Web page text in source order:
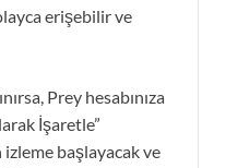
erişebilir ve
Prey hesabınıza
İşaretle”
izleme başlayacak ve